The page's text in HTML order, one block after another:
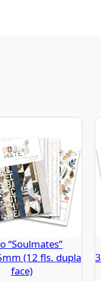
“Soulmates”
(12 fls. dupla
face)